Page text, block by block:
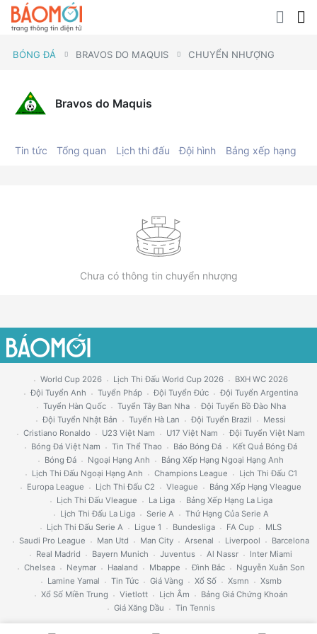
BÓNG ĐÁ BRAVOS DO MAQUIS CHUYỂN NHƯỢNG
Bravos do Maquis
Tin tức Tổng quan Lịch thi đấu Đội hình Bảng xếp hạng
Chưa có thông tin chuyển nhượng
World Cup 2026 Lịch Thi Đấu World Cup 2026
BXH WC 2026
Đội Tuyển Anh
Tuyển Pháp Đội Tuyển Đức
Đội Tuyển Argentina
Tuyển Hàn Quốc
Tuyển Tây Ban Nha
Đội Tuyển Bồ Đào Nha
Đội Tuyển Nhật Bản
Tuyển Hà Lan Đội Tuyển Brazil
Messi
Cristiano Ronaldo
U23 Việt Nam U17 Việt Nam
Đội Tuyển Việt Nam
Bóng Đá Việt Nam
Tin Thể Thao Báo Bóng Đá
Kết Quả Bóng Đá
Bóng Đá
Ngoại Hạng Anh
Bảng Xếp Hạng Ngoại Hạng Anh
Lịch Thi Đấu Ngoại Hạng Anh
Champions League
Lịch Thi Đấu C1
Europa League
Lịch Thi Đấu C2 Vleague
Bảng Xếp Hạng Vleague
Lịch Thi Đấu Vleague
La Liga
Bảng Xếp Hạng La Liga
Lịch Thi Đấu La Liga
Serie A
Thứ Hạng Của Serie A
Lịch Thi Đấu Serie A
Ligue 1 Bundesliga FA Cup
MLS
Saudi Pro League
Man Utd Man City Arsenal Liverpool
Barcelona
Real Madrid
Bayern Munich Juventus Al Nassr
Inter Miami
Chelsea
Neymar Haaland Mbappe Đình Bắc
Nguyễn Xuân Son
Lamine Yamal
Tin Tức Giá Vàng Xổ Số Xsmn
Xsmb
Xổ Số Miền Trung
Vietlott Lịch Âm
Bảng Giá Chứng Khoán
Giá Xăng Dầu
Tin Tennis